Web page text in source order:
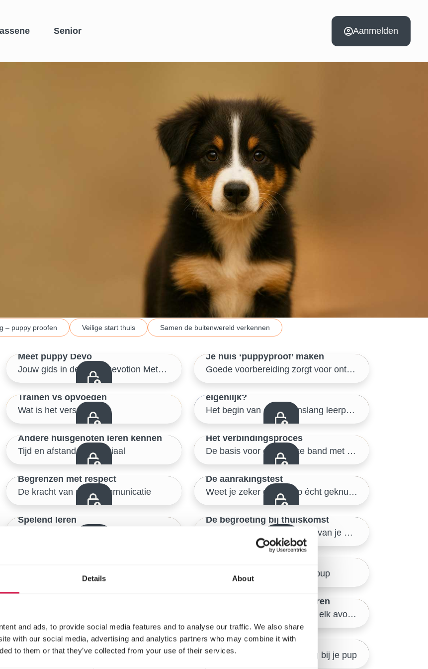
Details About
and ads, to provide social media features and to analyse our traffic. We also share
with our social media, advertising and analytics partners who may combine it with
to them or that they’ve collected from your use of their services.
Senior Aanmelden
– puppy proofen Veilige start thuis Samen de buitenwereld verkennen
Wie is Elke Boxoen?
2/46
Meet puppy Devo
Jouw gids in de Dogz Devotion Methode
Voorbereiding – puppy proofen
3/46
Je huis ‘puppyproof’ maken
Goede voorbereiding zorgt voor ontspannen start
Voorbereiding – puppy proofen
Trainen vs opvoeden
Wat is het verschil?
Voorbereiding – puppy proofen
6/46
Socialiseren, wat is dat nu
eigenlijk?
Het begin van een levenslang leerproces
Veilige start thuis
Andere huisgenoten leren kennen
Tijd en afstand zijn cruciaal
Veilige start thuis
Het verbindingsproces
De basis voor een sterke band met je pup
Veilige start thuis
Begrenzen met respect
De kracht van rode communicatie
Veilige start thuis
De aanrakingstest
Weet je zeker dat je pup écht geknuffeld wil worden?
Spelend leren
De begroeting bij thuiskomst
Hoe voorkom je opspringen van je pup?
Een grote uitdaging voor je pup
Harnas en halsband aanleren
Zo begin je ontspannen aan elk avontuur
Veilige start thuis
23/46
Verzorgingstechnieken
Samen leren borstelen, nagels knippen en meer
Veilige start thuis
24/46
Wachten en delen
De sleutel tot zelfbeheersing bij je pup